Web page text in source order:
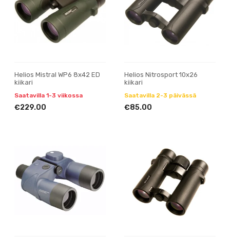
Helios Mistral WP6 8x42 ED
kiikari
Saatavilla 1-3 viikossa
€229.00
Helios Nitrosport 10x26
kiikari
Saatavilla 2-3 päivässä
€85.00